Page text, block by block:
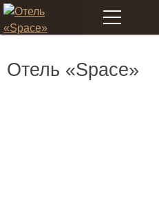
Меню
Отель «Space»